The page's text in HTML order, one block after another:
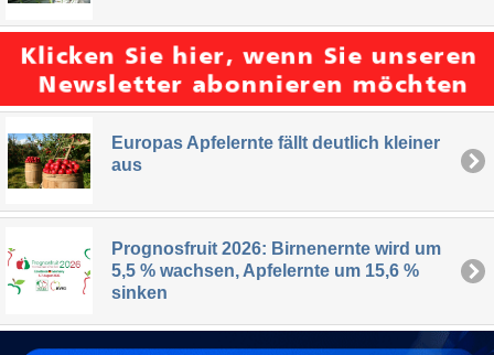
Europas Apfelernte fällt deutlich kleiner
aus
Prognosfruit 2026: Birnenernte wird um
5,5 % wachsen, Apfelernte um 15,6 %
sinken